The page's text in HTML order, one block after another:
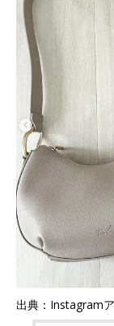
出典：Instagram